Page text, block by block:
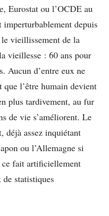
Eurostat ou l’OCDE au
depuis
vieillissement de la
vieillesse : 60 ans pour
Aucun d’entre eux ne
l’être humain devient
plus tardivement, au fur
de vie s’améliorent. Le
déjà assez inquiétant
ou l’Allemagne si
ce fait artificiellement
statistiques